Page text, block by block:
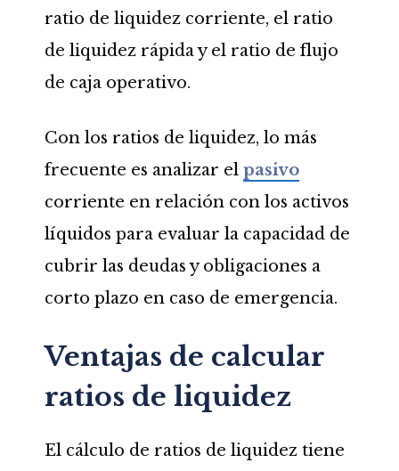
ratio de liquidez corriente, el ratio
de liquidez rápida y el ratio de flujo
de caja operativo.
Con los ratios de liquidez, lo más
frecuente es analizar el pasivo
corriente en relación con los activos
líquidos para evaluar la capacidad de
cubrir las deudas y obligaciones a
corto plazo en caso de emergencia.
Ventajas de calcular
ratios de liquidez
El cálculo de ratios de liquidez tiene